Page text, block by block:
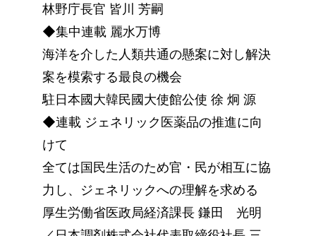
林野庁長官 皆川 芳嗣
◆集中連載 麗水万博
海洋を介した人類共通の懸案に対し解決
案を模索する最良の機会
駐日本國大韓民國大使館公使 徐 炯 源
◆連載 ジェネリック医薬品の推進に向
けて
全ては国民生活のため官・民が相互に協
力し、ジェネリックへの理解を求める
厚生労働省医政局経済課長 鎌田 光明